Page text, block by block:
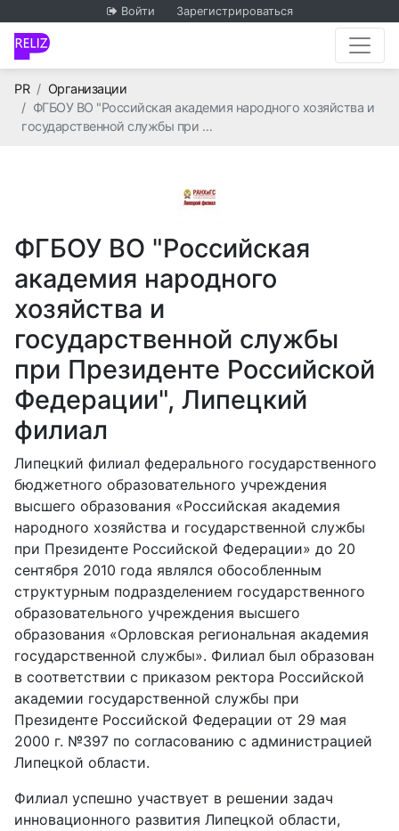
Войти Зарегистрироваться
PRГлавная
Организации
ФГБОУ ВО "Российская академия народного хозяйства и
государственной службы при …
ФГБОУ ВО "Российская
академия народного
хозяйства и
государственной службы
при Президенте Российской
Федерации", Липецкий
филиал
Липецкий филиал федерального государственного
бюджетного образовательного учреждения
высшего образования «Российская академия
народного хозяйства и государственной службы
при Президенте Российской Федерации» до 20
сентября 2010 года являлся обособленным
структурным подразделением государственного
образовательного учреждения высшего
образования «Орловская региональная академия
государственной службы». Филиал был образован
в соответствии с приказом ректора Российской
академии государственной службы при
Президенте Российской Федерации от 29 мая
2000 г. №397 по согласованию с администрацией
Липецкой области.
Филиал успешно участвует в решении задач
инновационного развития Липецкой области,